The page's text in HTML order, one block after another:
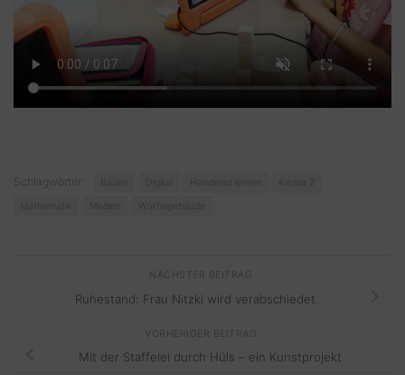
Schlagwörter: Bauen Digital Handelnd lernen
Klasse 2
Mathematik
Medien Würfelgebäude
Ruhestand: Frau Nitzki wird verabschiedet
VORHERIGER BEITRAG
Mit der Staffelei durch Hüls – ein Kunstprojekt